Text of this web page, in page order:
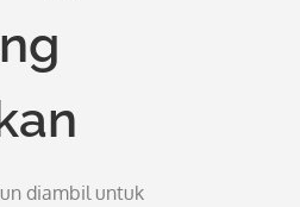
diambil untuk